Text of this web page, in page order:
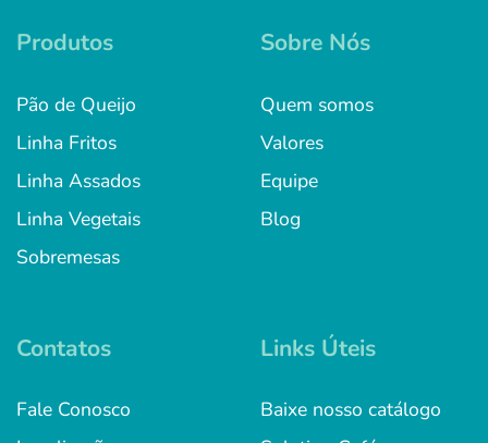
Produtos
Pão de Queijo
Linha Fritos
Linha Assados
Linha Vegetais
Sobremesas
Sobre Nós
Quem somos
Valores
Equipe
Blog
Contatos
Fale Conosco
Links Úteis
Baixe nosso catálogo